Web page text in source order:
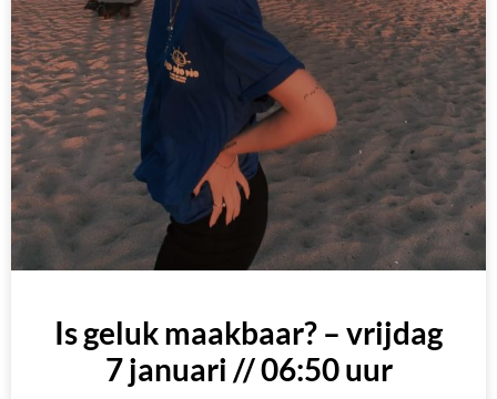
Is geluk maakbaar? – vrijdag
7 januari // 06:50 uur